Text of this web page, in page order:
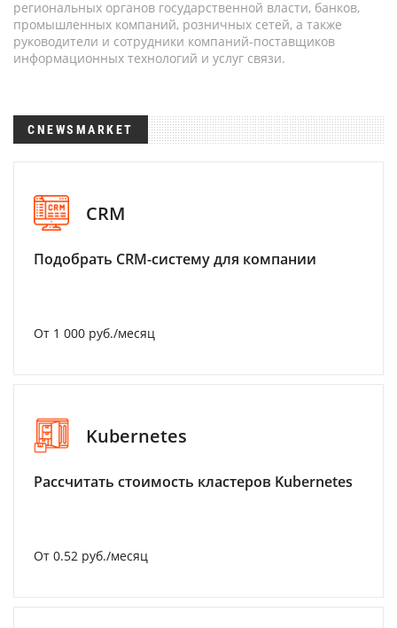
региональных органов государственной власти, банков,
промышленных компаний, розничных сетей, а также
руководители и сотрудники компаний-поставщиков
информационных технологий и услуг связи.
CNEWSMARKET
CRM
Подобрать CRM-систему для компании
От 1 000 руб./месяц
Kubernetes
Рассчитать стоимость кластеров Kubernetes
От 0.52 руб./месяц